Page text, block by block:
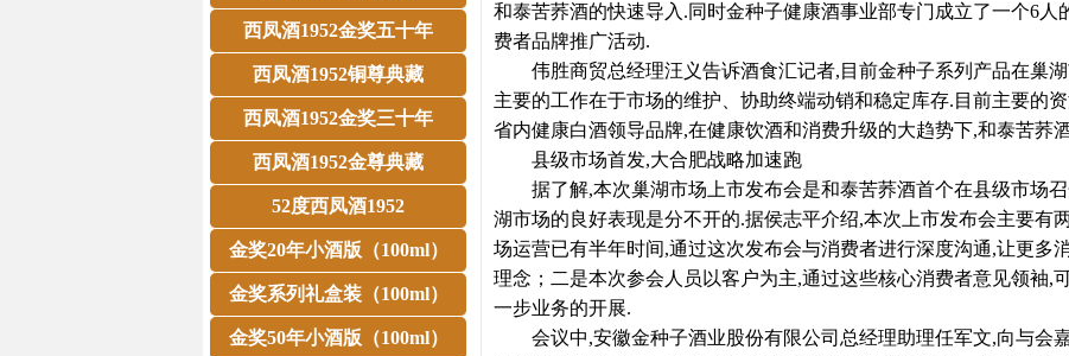
西凤酒1952金奖五十年
西凤酒1952铜尊典藏
西凤酒1952金奖三十年
西凤酒1952金尊典藏
52度西凤酒1952
金奖20年小酒版（100ml）
金奖系列礼盒装（100ml）
金奖50年小酒版（100ml）
和泰苦荞酒的快速导入.同时金种子健康酒事业部专门成立了一个6人
费者品牌推广活动.
伟胜商贸总经理汪义告诉酒食汇记者,目前金种子系列产品在巢湖
主要的工作在于市场的维护、协助终端动销和稳定库存.目前主要的
省内健康白酒领导品牌,在健康饮酒和消费升级的大趋势下,和泰苦荞
县级市场首发,大合肥战略加速跑
据了解,本次巢湖市场上市发布会是和泰苦荞酒首个在县级市场召
湖市场的良好表现是分不开的.据侯志平介绍,本次上市发布会主要有
场运营已有半年时间,通过这次发布会与消费者进行深度沟通,让更多
理念；二是本次参会人员以客户为主,通过这些核心消费者意见领袖,
一步业务的开展.
会议中,安徽金种子酒业股份有限公司总经理助理任军文,向与会